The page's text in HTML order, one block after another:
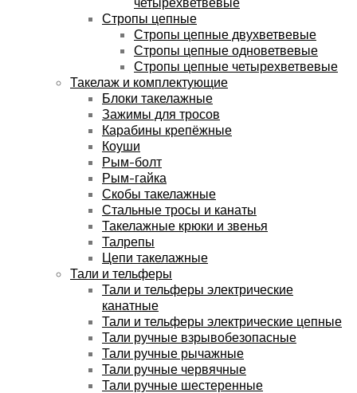
Стропы цепные
Стропы цепные двухветвевые
Стропы цепные одноветвевые
Стропы цепные четырехветвевые
Такелаж и комплектующие
Блоки такелажные
Зажимы для тросов
Карабины крепёжные
Коуши
Рым-болт
Рым-гайка
Скобы такелажные
Стальные тросы и канаты
Такелажные крюки и звенья
Талрепы
Цепи такелажные
Тали и тельферы
Тали и тельферы электрические
канатные
Тали и тельферы электрические цепные
Тали ручные взрывобезопасные
Тали ручные рычажные
Тали ручные червячные
Тали ручные шестеренные